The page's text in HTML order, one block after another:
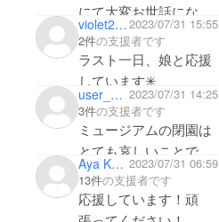
にて大変お世話になり
ました。
今回のご活動とても意
義のあることだと思い
ます。
また催事やイベントな
ど、お手伝いさせてい
ただければ幸いです！
頑張ってください！
violet2242023/07/31 15:55
2件の支援者です
ラスト一日、娘と応援
しています✳︎
user_a885eae0fdb4 2023/07/31 14:25
3件の支援者です
ミュージアムの閉園は
とても哀しいことでし
た。しかし、新たな門
出、ご健闘をお祈りし
ています🌟
Aya Katsumata 2023/07/31 06:59
13件の支援者です
応援しています！頑